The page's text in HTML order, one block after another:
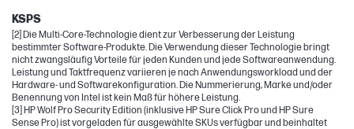
KSPS
[2] Die Multi-Core-Technologie dient zur Verbesserung der Leistung
bestimmter Software-Produkte. Die Verwendung dieser Technologie bringt
nicht zwangsläufig Vorteile für jeden Kunden und jede Softwareanwendung.
Leistung und Taktfrequenz variieren je nach Anwendungsworkload und der
Hardware- und Softwarekonfiguration. Die Nummerierung, Marke und/oder
Benennung von Intel ist kein Maß für höhere Leistung.
[3] HP Wolf Pro Security Edition (inklusive HP Sure Click Pro und HP Sure
Sense Pro) ist vorgeladen für ausgewählte SKUs verfügbar und beinhaltet